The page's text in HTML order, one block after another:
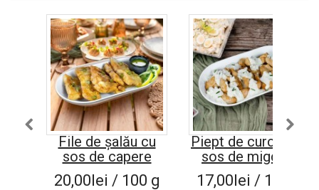
File de șalău cu
sos de capere
20,00lei / 100 g
Piept de curcan cu
sos de migdale
17,00lei / 100 g